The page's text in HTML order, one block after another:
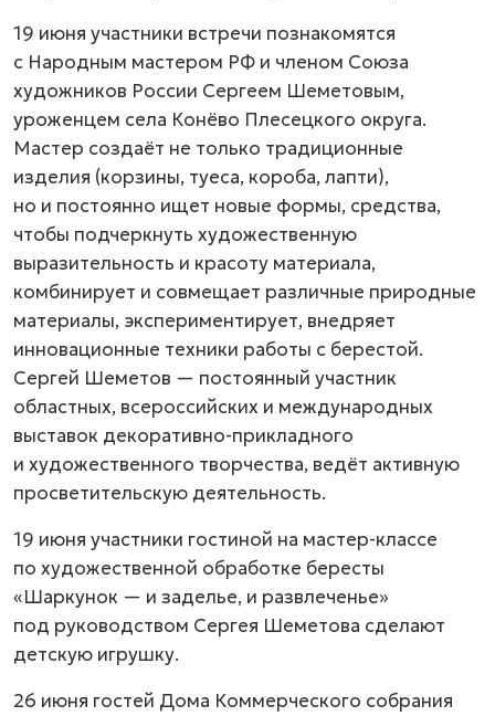
19 июня участники встречи познакомятся
с Народным мастером РФ и членом Союза
художников России Сергеем Шеметовым,
уроженцем села Конёво Плесецкого округа.
Мастер создаёт не только традиционные
изделия (корзины, туеса, короба, лапти),
но и постоянно ищет новые формы, средства,
чтобы подчеркнуть художественную
выразительность и красоту материала,
комбинирует и совмещает различные природные
материалы, экспериментирует, внедряет
инновационные техники работы с берестой.
Сергей Шеметов — постоянный участник
областных, всероссийских и международных
выставок декоративно-прикладного
и художественного творчества, ведёт активную
просветительскую деятельность.
19 июня участники гостиной на мастер-классе
по художественной обработке бересты
«Шаркунок — и заделье, и развлеченье»
под руководством Сергея Шеметова сделают
детскую игрушку.
26 июня гостей Дома Коммерческого собрания